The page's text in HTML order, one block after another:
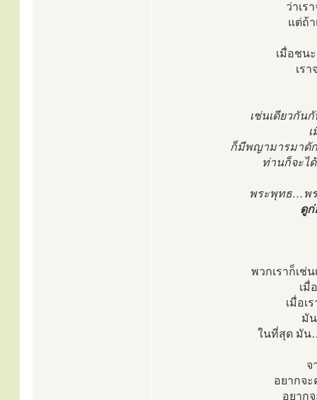
ว่าเร
แต่ถ้
เมื่อชน
เร
เช่นเดียวกัน
ก็มีพญามารมาดัก
ท่านก็จะไ
พระพุทธ…พ
ดู
พวกเราก็เช่
เมื่
เมื่อเ
มั
ในที่สุด มัน
จ
อยากจะ
อยาก